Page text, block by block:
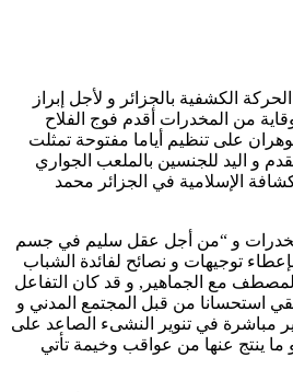
85 لتأسيس الحركة الكشفية بالجزائر و لأجل إبراز
من المخدرات أقدم فوج الفلاح
على تنظيم أياما مفتوحة تمثلت
و اليد للجنسين بالملعب الجواري
الإسلامية في الجزائر محمد
و “من أجل عقل سليم في جسم
توجيهات و نصائح لفائدة الشباب
مع الجماهير, و قد كان التفاعل
استحسانا من قبل المجتمع المدني و
مباشرة في تنوير النشىء الصاعد على
ما ينتج عنها من عواقب وخيمة تأتي